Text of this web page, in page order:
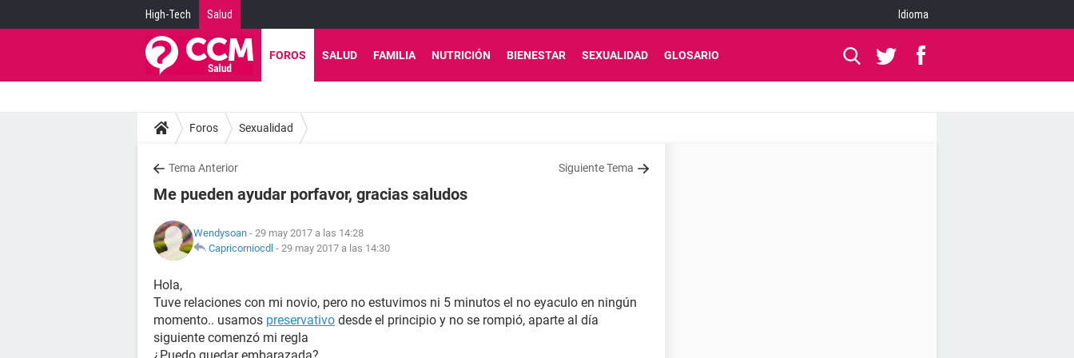
High-Tech Salud Idioma
FOROS SALUD FAMILIA NUTRICIÓN BIENESTAR SEXUALIDAD GLOSARIO
Foros Sexualidad
Tema Anterior Siguiente Tema
Me pueden ayudar porfavor, gracias saludos
Wendysoan - 29 may 2017 a las 14:28
Capricorniocdl - 29 may 2017 a las 14:30
Hola,
Tuve relaciones con mi novio, pero no estuvimos ni 5 minutos el no eyaculo en ningún
momento.. usamos preservativo desde el principio y no se rompió, aparte al día
siguiente comenzó mi regla